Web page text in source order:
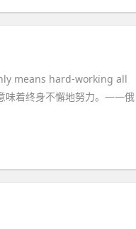
means hard-working all
着终身不懈地努力。——俄